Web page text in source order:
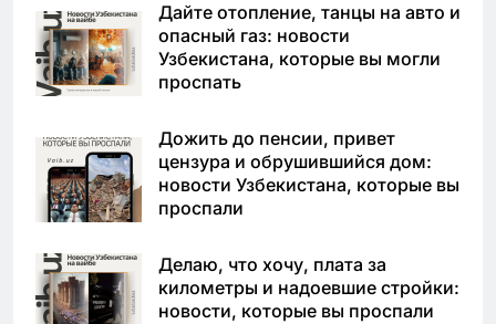
Дайте отопление, танцы на авто и
опасный газ: новости
Узбекистана, которые вы могли
проспать
Дожить до пенсии, привет
цензура и обрушившийся дом:
новости Узбекистана, которые вы
проспали
Делаю, что хочу, плата за
километры и надоевшие стройки:
новости, которые вы проспали